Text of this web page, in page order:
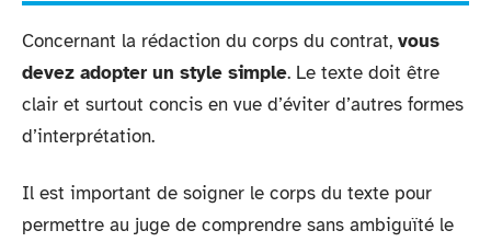
Concernant la rédaction du corps du contrat, vous
devez adopter un style simple. Le texte doit être
clair et surtout concis en vue d’éviter d’autres formes
d’interprétation.
Il est important de soigner le corps du texte pour
permettre au juge de comprendre sans ambiguïté le